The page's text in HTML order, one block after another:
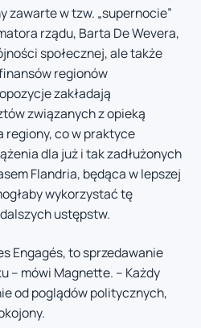
zawarte w tzw. „supernocie”
rządu, Barta De Wevera,
społecznej, ale także
regionów
zakładają
związanych z opieką
regiony, co w praktyce
dla już i tak zadłużonych
Flandria, będąca w lepszej
wykorzystać tę
ustępstw.
Engagés, to sprzedawanie
– mówi Magnette. – Każdy
od poglądów politycznych,